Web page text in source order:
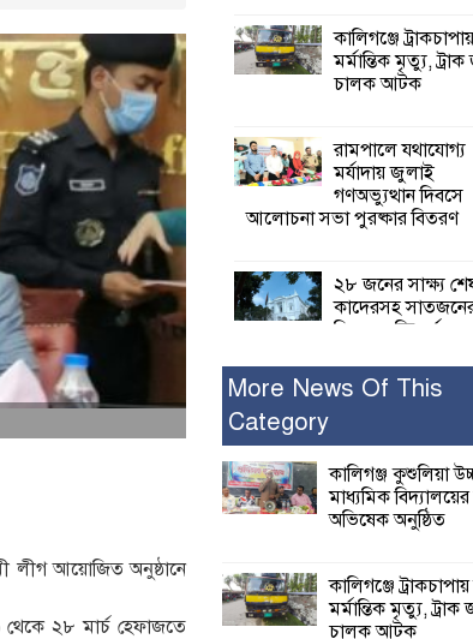
লীগ আয়োজিত অনুষ্ঠানে
থেকে ২৮ মার্চ হেফাজতে
কালিগঞ্জে
মর্মান্তিক মৃত্যু,
চালক আটক
রামপালে যথাযোগ্য
মর্যাদায় জুলাই
গণঅভ্যুত্থান দিবসে
আলোচনা সভা পুরষ্কার বিতরণ
২৮ জনের সাক্ষ্য
কাদেরসহ
বিরুদ্ধে যুক্তিতর্ক
ক্ষতি করেছে
নুরুল হক নুর
পাঁচ মাসে সরকারের
বছরে শহীদদের
করলেন না কেন: শহীদ জিসানের
ক্ষোভ
More News Of This
Category
কালিগঞ্জ কুশুলিয়া
মাধ্যমিক
অভিষেক অনুষ্ঠিত
কালিগঞ্জে
মর্মান্তিক মৃত্যু, ট্রাক
চালক আটক